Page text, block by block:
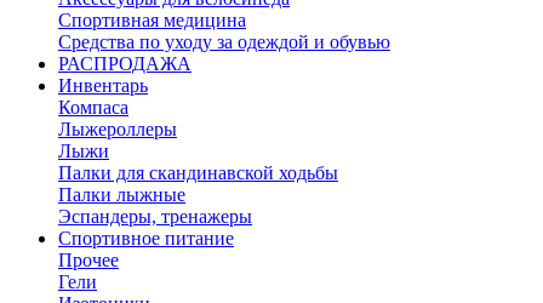
Спортивная медицина
Средства по уходу за одеждой и обувью
РАСПРОДАЖА
Инвентарь
Компаса
Лыжероллеры
Лыжи
Палки для скандинавской ходьбы
Палки лыжные
Эспандеры, тренажеры
Спортивное питание
Прочее
Гели